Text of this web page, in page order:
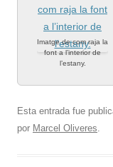
Imatge de com raja la
font a l’interior de
l’estany.
Esta entrada fue
por Marcel Oliveres.